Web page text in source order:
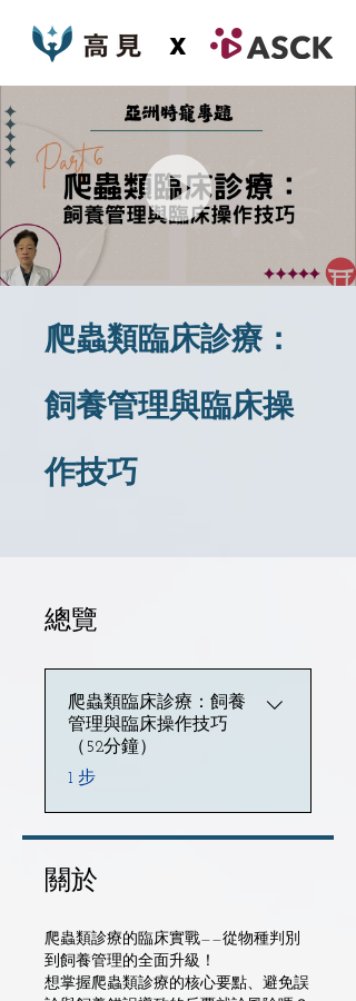
x
爬蟲類臨床診療：
飼養管理與臨床操
作技巧
總覽
爬蟲類臨床診療：飼養
管理與臨床操作技巧
（52分鐘）
.1 步
關於
爬蟲類診療的臨床實戰——從物種判別
到飼養管理的全面升級！
想掌握爬蟲類診療的核心要點、避免誤